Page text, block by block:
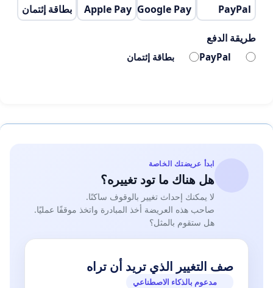
نهائية لملف هيئة المتصرفين، وأن أي قبول لمقترح حكومي
في هذا الاتجاه لن يكون سوى مساهمة في تكريس للحيف
ضدنا.
PayPal
Google Pay
Apple Pay بطاقة إئتمان
طريقة الدفع
PayPal بطاقة إئتمان
ابدأ عريضتك الخاصة
هل هناك ما تود تغييره؟
لا يمكنك إحداث تغيير بالوقوف ساكنًا.
صاحب هذه العريضة أخذ المبادرة واتخذ موقفًا عمليًا.
هل ستقوم بالمثل؟
صف التغيير الذي تريد أن تراه
مدعوم بالذكاء الاصطناعي